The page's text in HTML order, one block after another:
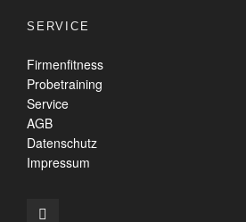
SERVICE
Firmenfitness
Probetraining
Service
AGB
Datenschutz
Impressum